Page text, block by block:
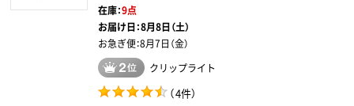
在庫：9点
お届け日：8月8日（土）
お急ぎ便：8月7日（金）
クリップライト
（4件）